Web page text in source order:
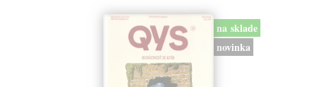
na sklade
novinka